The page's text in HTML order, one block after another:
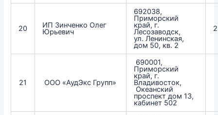
20 ИП Зинченко Олег
Юрьевич
692038,
Приморский
край, г.
Лесозаводск,
ул. Ленинская,
дом 50, кв. 2
21 ООО «АудЭкс Групп»
690001,
Приморский
край, г.
Владивосток,
Океанский
проспект дом 13,
кабинет 502